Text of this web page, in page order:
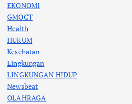
EKONOMI
GMOCT
Health
HUKUM
Kesehatan
Lingkungan
LINGKUNGAN HIDUP
Newsbeat
OLAHRAGA